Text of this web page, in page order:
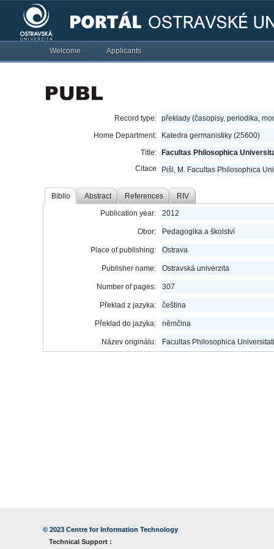
Welcome Applicants
Record type: překlady (časopisy, periodika,
Home Department:
Katedra germanistiky (25600)
Title:
Facultas Philosophica
Citace
Pišl, M. Facultas Philosophica
Biblio Abstract References RIV
Publication year: 2012
Obor: Pedagogika a školství
Place of publishing: Ostrava
Publisher name: Ostravská univerzita
Number of pages: 307
Překlad z jazyka: čeština
Překlad do jazyka: němčina
Název originálu: Facultas Philosophica
© 2023 Centre for Information Technology
Technical Support :